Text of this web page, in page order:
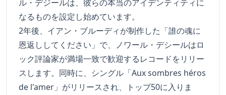
ル・デジールは、彼らの本当のアイデンティティに
なるものを設定し始めています。
2年後、イアン・ブルーディが制作した「誰の魂に
恩返ししてください」で、ノワール・デシールはロ
ック評論家が満場一致で歓迎するレコードをリリー
スします。同時に、シングル「Aux sombres héros
de l'amer」がリリースされ、トップ50に入りま